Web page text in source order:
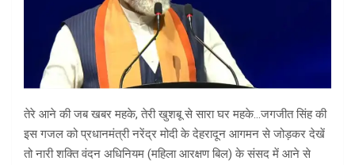
तेरे आने की जब खबर महके, तेरी खुशबू से सारा घर महके…जगजीत सिंह की
इस गजल को प्रधानमंत्री नरेंद्र मोदी के देहरादून आगमन से जोड़कर देखें
तो नारी शक्ति वंदन अधिनियम (महिला आरक्षण बिल) के संसद में आने से